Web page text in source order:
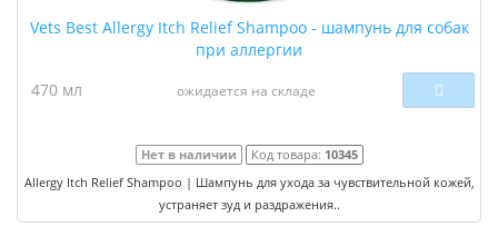
Vets Best Allergy Itch Relief Shampoo - шампунь для собак
при аллергии
470 мл
ожидается на складе
Нет в наличии Код товара: 10345
Allergy Itch Relief Shampoo | Шампунь для ухода за чувствительной кожей,
устраняет зуд и раздражения..